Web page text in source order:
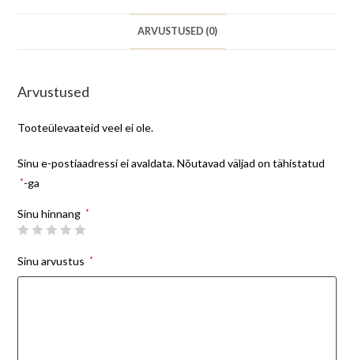
ARVUSTUSED (0)
Arvustused
Tooteülevaateid veel ei ole.
Sinu e-postiaadressi ei avaldata. Nõutavad väljad on tähistatud
*-ga
Sinu hinnang *
Sinu arvustus *